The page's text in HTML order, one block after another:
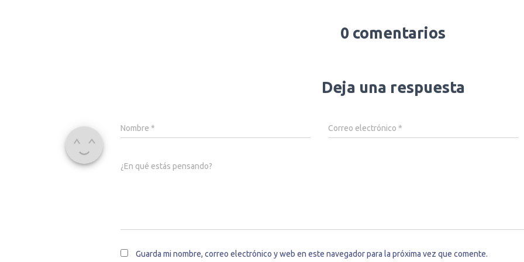
0 comentarios
Deja una respuesta
Nombre * Correo electrónico *
¿En qué estás pensando?
Guarda mi nombre, correo electrónico y web en este navegador para la próxima vez que comente.